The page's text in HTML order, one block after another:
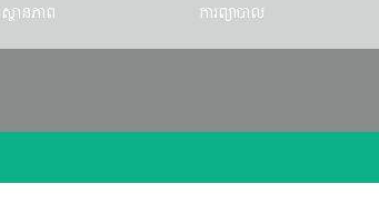
ស្ថានភាព ការព្យាបាល